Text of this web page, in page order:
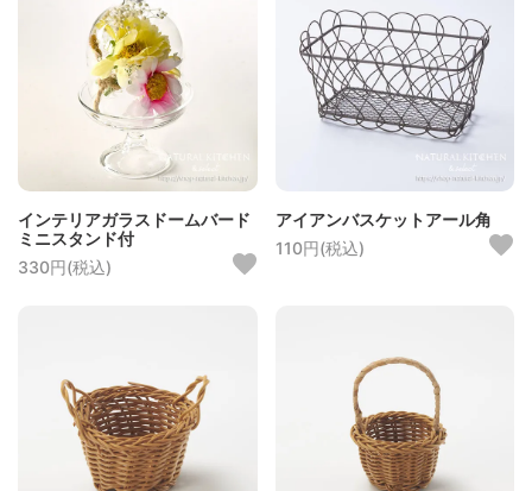
インテリアガラスドームバード
ミニスタンド付
330円(税込)
アイアンバスケットアール角
110円(税込)